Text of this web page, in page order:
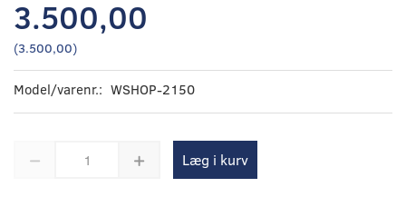
3.500,00
(3.500,00)
Model/varenr.: WSHOP-2150
Læg i kurv